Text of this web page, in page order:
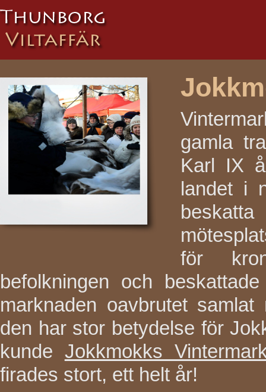
gamla
Karl IX
landet i
för
befolkningen och
marknaden oavbrutet
den har stor betydelse för
kunde Jokkmokks
firades stort, ett helt år!